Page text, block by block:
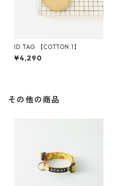
ID TAG 【COTTON 1】
¥4,290
その他の商品